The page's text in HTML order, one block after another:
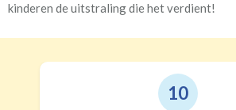
kinderen de uitstraling die het verdient!
9